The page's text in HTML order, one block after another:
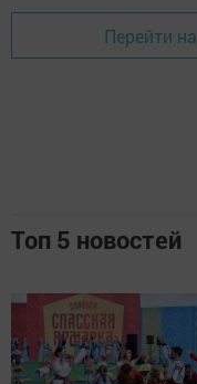
Перейти
Топ 5 новостей